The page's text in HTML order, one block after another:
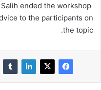
ended the workshop
to the participants on
the topic.